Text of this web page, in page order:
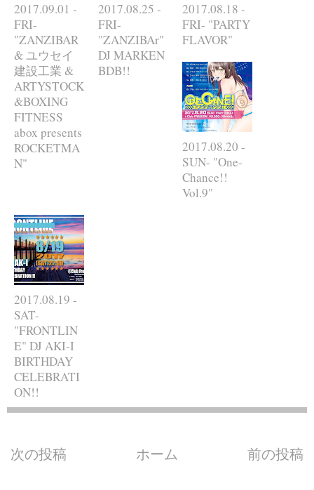
2017.09.01 -
FRI-
"ZANZIBAR
& ユウセイ
建設工業 &
ARTYSTOCK
&BOXING
FITNESS
abox presents
ROCKETMA
N"
2017.08.25 -
FRI-
"ZANZIBAr"
DJ MARKEN
BDB!!
2017.08.18 -
FRI- "PARTY
FLAVOR"
2017.08.20 -
SUN- "One-
Chance!!
Vol.9"
2017.08.19 -
SAT-
"FRONTLIN
E" DJ AKI-I
BIRTHDAY
CELEBRATI
ON!!
次の投稿 前の投稿
ホーム